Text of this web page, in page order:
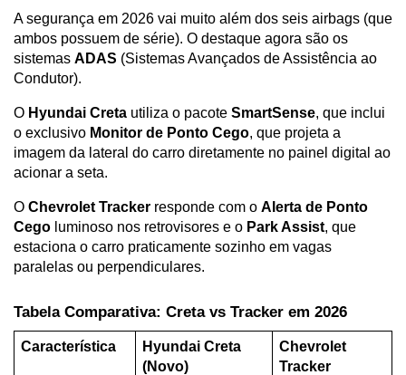
A segurança em 2026 vai muito além dos seis airbags (que
ambos possuem de série). O destaque agora são os
sistemas ADAS (Sistemas Avançados de Assistência ao
Condutor).
O Hyundai Creta utiliza o pacote SmartSense, que inclui
o exclusivo Monitor de Ponto Cego, que projeta a
imagem da lateral do carro diretamente no painel digital ao
acionar a seta.
O Chevrolet Tracker responde com o Alerta de Ponto
Cego luminoso nos retrovisores e o Park Assist, que
estaciona o carro praticamente sozinho em vagas
paralelas ou perpendiculares.
Tabela Comparativa: Creta vs Tracker em 2026
Característica
Hyundai Creta
(Novo)
Chevrolet
Tracker